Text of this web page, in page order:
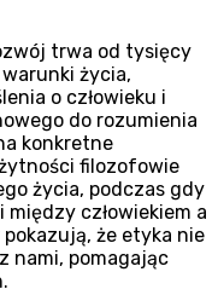
trwa od tysięcy
życia,
o człowieku i
do rozumienia
konkretne
filozofowie
życia, podczas gdy
człowiekiem a
że etyka nie
nami, pomagając